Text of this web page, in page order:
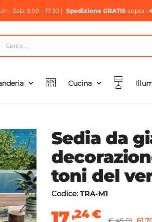
- Sab: 9.00 - 17.30 | Spedizione GRATIS sopra i
Cucina
Sedia da
toni del
Codice: TRA-M1
,24€